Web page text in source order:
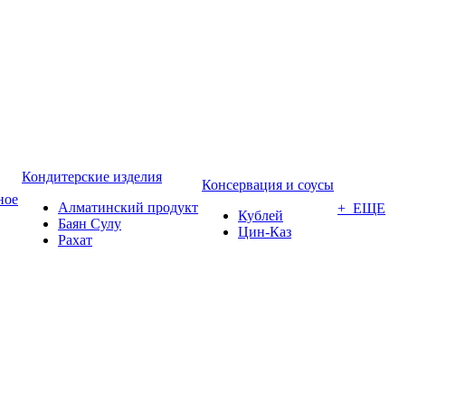
Кондитерские изделия
Алматинский продукт
Баян Сулу
Рахат
Консервация и соусы
Кублей
Цин-Каз
+ ЕЩЕ